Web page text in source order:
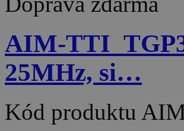
AIM-
25MHz, si…
Kód produktu